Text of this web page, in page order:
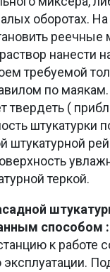
оборотах.
реечные
нанести
требуемой
по маякам.
твердеть (
штукатурки
штукатурной
теркой.
способом :
к работе
эксплуатации.